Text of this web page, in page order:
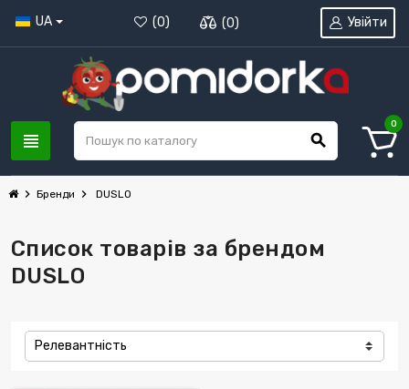
UA (0) (0)
view_headline search
Увійти
0
chevron_right Бренди chevron_right DUSLO
Список товарів за брендом
DUSLO
Релевантність